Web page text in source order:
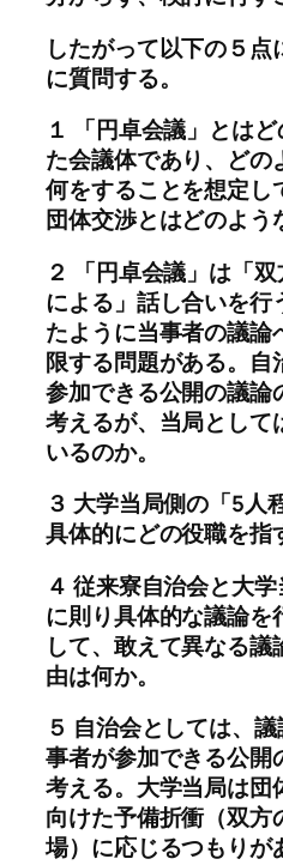
したがって以下の５
に質問する。
１ 「円卓会議」とは
た会議体であり、どの
何をすることを想定し
団体交渉とはどのよう
２ 「円卓会議」は「
による」話し合いを行
たように当事者の議論
限する問題がある。自
参加できる公開の議論
考えるが、当局として
いるのか。
３ 大学当局側の「5人
具体的にどの役職を指
４ 従来寮自治会と大
に則り具体的な議論を
して、敢えて異なる
由は何か。
５ 自治会としては、
事者が参加できる公開
考える。大学当局は団
向けた予備折衝（双方
場）に応じるつもりが